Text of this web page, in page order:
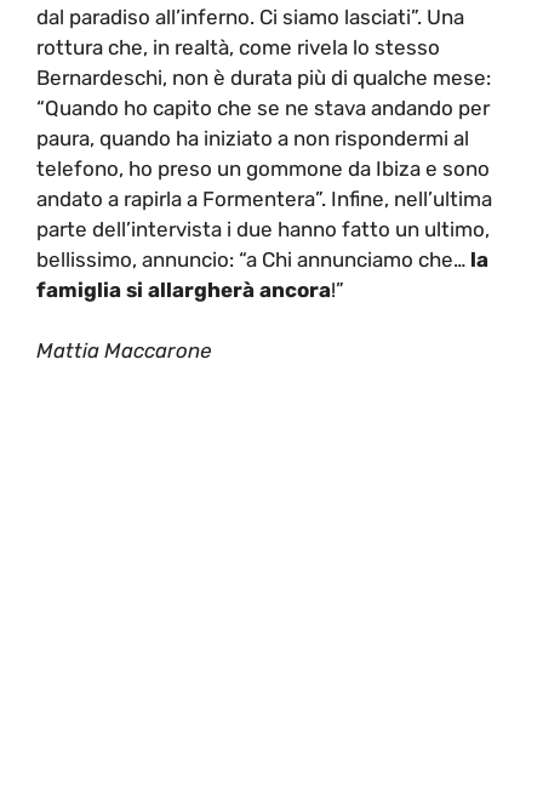
dal paradiso all’inferno. Ci siamo lasciati”. Una
rottura che, in realtà, come rivela lo stesso
Bernardeschi, non è durata più di qualche mese:
“Quando ho capito che se ne stava andando per
paura, quando ha iniziato a non rispondermi al
telefono, ho preso un gommone da Ibiza e sono
andato a rapirla a Formentera”. Infine, nell’ultima
parte dell’intervista i due hanno fatto un ultimo,
bellissimo, annuncio: “a Chi annunciamo che… la
famiglia si allargherà ancora!”
Mattia Maccarone